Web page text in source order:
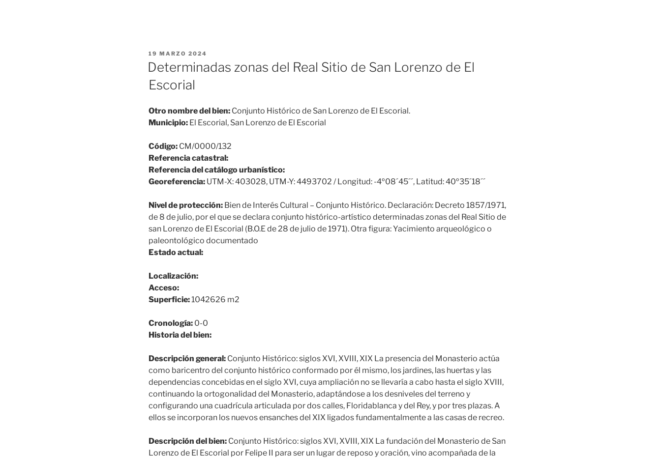
PUBLICADO
EL
19 MARZO 2024
Determinadas zonas del Real Sitio de San Lorenzo de El
Escorial
Otro nombre del bien: Conjunto Histórico de San Lorenzo de El Escorial.
Municipio: El Escorial, San Lorenzo de El Escorial
Código: CM/0000/132
Referencia catastral:
Referencia del catálogo urbanístico:
Georeferencia: UTM-X: 403028, UTM-Y: 4493702 / Longitud: -4º08´45´´, Latitud: 40º35´18´´
Nivel de protección: Bien de Interés Cultural – Conjunto Histórico. Declaración: Decreto 1857/1971,
de 8 de julio, por el que se declara conjunto histórico-artístico determinadas zonas del Real Sitio de
san Lorenzo de El Escorial (B.O.E de 28 de julio de 1971). Otra figura: Yacimiento arqueológico o
paleontológico documentado
Estado actual:
Localización:
Acceso:
Superficie: 1042626 m2
Cronología: 0-0
Historia del bien:
Descripción general: Conjunto Histórico: siglos XVI, XVIII, XIX La presencia del Monasterio actúa
como baricentro del conjunto histórico conformado por él mismo, los jardines, las huertas y las
dependencias concebidas en el siglo XVI, cuya ampliación no se llevaría a cabo hasta el siglo XVIII,
continuando la ortogonalidad del Monasterio, adaptándose a los desniveles del terreno y
configurando una cuadrícula articulada por dos calles, Floridablanca y del Rey, y por tres plazas. A
ellos se incorporan los nuevos ensanches del XIX ligados fundamentalmente a las casas de recreo.
Descripción del bien: Conjunto Histórico: siglos XVI, XVIII, XIX La fundación del Monasterio de San
Lorenzo de El Escorial por Felipe II para ser un lugar de reposo y oración, vino acompañada de la